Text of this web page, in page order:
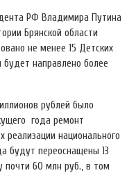
РФ Владимира Путина
Брянской области
не менее 15 Детских
направлено более
рублей было
года ремонт
национального
будут переоснащены 13
почти 60 млн руб., в том